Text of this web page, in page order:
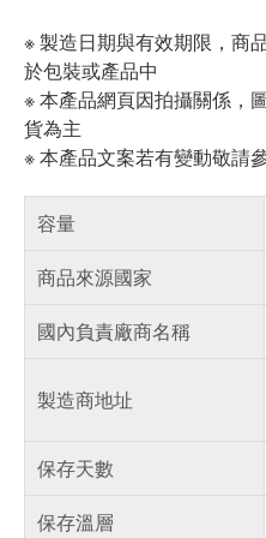
※ 製造日期與有效期限，商
於包裝或產品中
※ 本產品網頁因拍攝關係，
貨為主
※ 本產品文案若有變動敬請
容量
商品來源國家
國內負責廠商名稱
製造商地址
保存天數
保存溫層